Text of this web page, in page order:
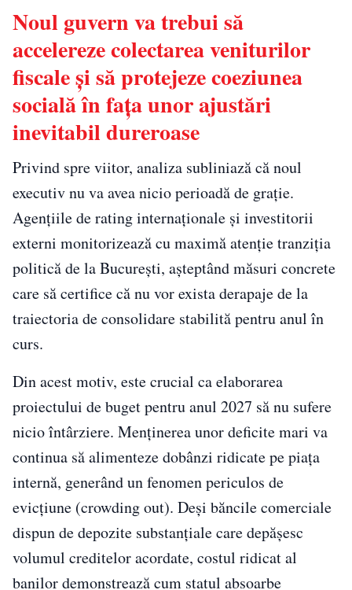
Noul guvern va trebui să
accelereze colectarea veniturilor
fiscale și să protejeze coeziunea
socială în fața unor ajustări
inevitabil dureroase
Privind spre viitor, analiza subliniază că noul
executiv nu va avea nicio perioadă de grație.
Agențiile de rating internaționale și investitorii
externi monitorizează cu maximă atenție tranziția
politică de la București, așteptând măsuri concrete
care să certifice că nu vor exista derapaje de la
traiectoria de consolidare stabilită pentru anul în
curs.
Din acest motiv, este crucial ca elaborarea
proiectului de buget pentru anul 2027 să nu sufere
nicio întârziere. Menținerea unor deficite mari va
continua să alimenteze dobânzi ridicate pe piața
internă, generând un fenomen periculos de
evicțiune (crowding out). Deși băncile comerciale
dispun de depozite substanțiale care depășesc
volumul creditelor acordate, costul ridicat al
banilor demonstrează cum statul absoarbe